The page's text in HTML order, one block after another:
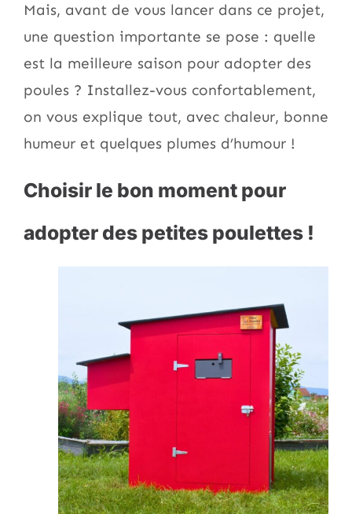
Mais, avant de vous lancer dans ce projet,
une question importante se pose : quelle
est la meilleure saison pour adopter des
poules ? Installez-vous confortablement,
on vous explique tout, avec chaleur, bonne
humeur et quelques plumes d’humour !
Choisir le bon moment pour
adopter des petites poulettes !